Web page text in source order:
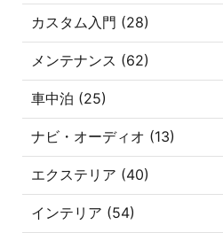
カスタム入門 (28)
メンテナンス (62)
車中泊 (25)
ナビ・オーディオ (13)
エクステリア (40)
インテリア (54)